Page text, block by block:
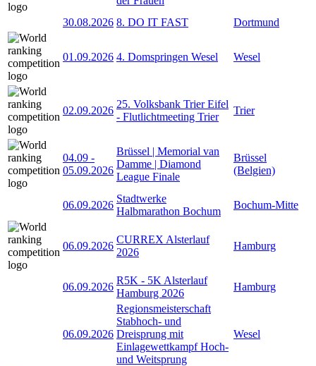
30.08.2026 8. DO IT FAST Dortmund
01.09.2026 4. Domspringen Wesel Wesel
02.09.2026
25. Volksbank Trier Eifel
- Flutlichtmeeting Trier
Trier
04.09 -
05.09.2026
Brüssel | Memorial van
Damme | Diamond
League Finale
Brüssel
(Belgien)
06.09.2026
Stadtwerke
Halbmarathon Bochum
Bochum-Mitte
06.09.2026
CURREX Alsterlauf
2026
Hamburg
06.09.2026
R5K - 5K Alsterlauf
Hamburg 2026
Hamburg
06.09.2026
Regionsmeisterschaft
Stabhoch- und
Dreisprung mit
Einlagewettkampf Hoch-
und Weitsprung
Wesel